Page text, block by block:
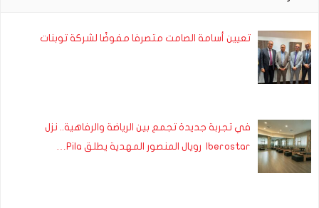
تعيين أسامة الصامت متصرفا مفوضًا لشركة توبنات
في تجربة جديدة تجمع بين الرياضة والرفاهية.. نزل
Iberostar رويال المنصور المهدية يطلق Pila…